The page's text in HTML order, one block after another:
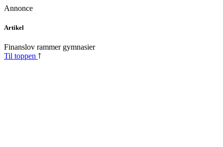
Annonce
Skip
content
Artikel
Finanslov rammer gymnasier
Til toppen